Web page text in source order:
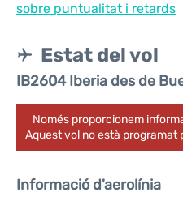
sobre puntualitat i retards
Estat del vol
IB2604 Iberia des de
Només proporcionem
Aquest vol no està programat
Informació d'aerolínia